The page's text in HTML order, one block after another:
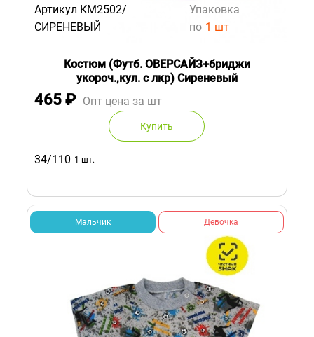
Артикул КМ2502/
СИРЕНЕВЫЙ
Упаковка
по 1 шт
Костюм (Футб. ОВЕРСАЙЗ+бриджи
укороч.,кул. с лкр) Сиреневый
465 ₽ Опт цена за шт
Купить
34/110 1 шт.
Мальчик Девочка